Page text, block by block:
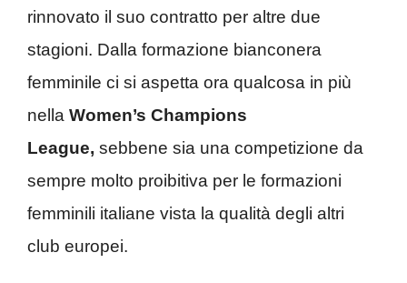
rinnovato il suo contratto per altre due
stagioni. Dalla formazione bianconera
femminile ci si aspetta ora qualcosa in più
nella Women’s Champions
League, sebbene sia una competizione da
sempre molto proibitiva per le formazioni
femminili italiane vista la qualità degli altri
club europei.